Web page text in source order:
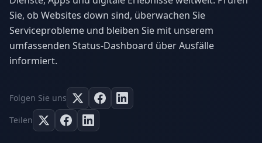
Sie, ob Websites down sind, überwachen Sie
Serviceprobleme und bleiben Sie mit unserem
umfassenden Status-Dashboard über Ausfälle
informiert.
Folgen Sie uns
Teilen